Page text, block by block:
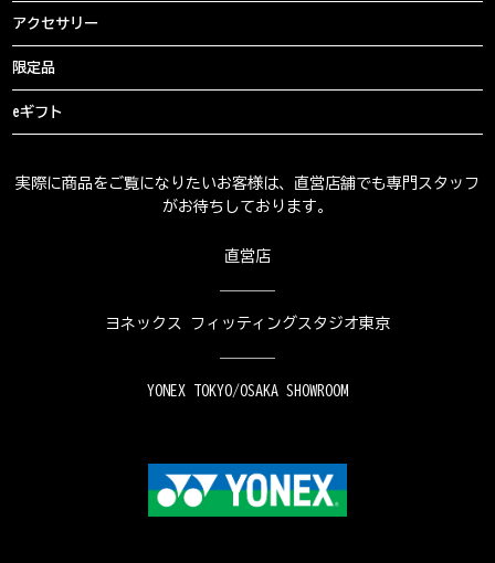
アクセサリー
限定品
eギフト
実際に商品をご覧になりたいお客様は、直営店舗でも専門スタッフ
がお待ちしております。
直営店
ヨネックス フィッティングスタジオ東京
YONEX TOKYO/OSAKA SHOWROOM